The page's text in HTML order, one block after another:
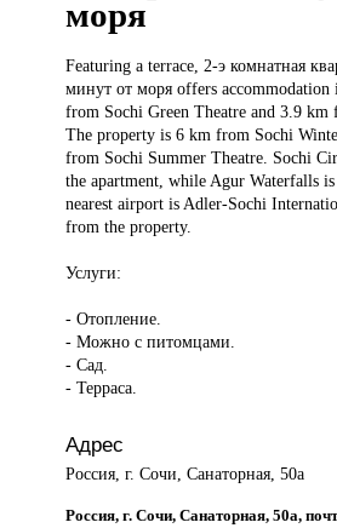
моря
Featuring aterrace, 2-э комнатная
минут от моря offers
from Sochi Green Theatre and 3.9 km
The property is 6 km from Sochi
from Sochi Summer Theatre. Sochi
the apartment, while Agur Waterfalls
nearest airport is Adler-Sochi
from the property.
Услуги:
- Отопление.
- Можно с питомцами.
- Сад.
- Терраса.
Адрес
Россия, г. Сочи, Санаторная, 50а
Россия, г. Сочи, Санаторная, 50а,